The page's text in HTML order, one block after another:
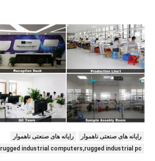
رایانه های صنعتی ناهموار
رایانه های صنعتی ناهموار
rugged industrial computers,rugged industrial pc